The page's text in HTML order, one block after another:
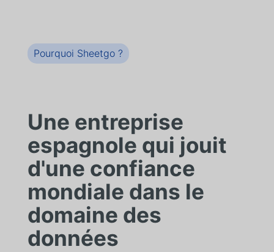
Pourquoi Sheetgo ?
Une entreprise
espagnole qui jouit
d'une confiance
mondiale dans le
domaine des
données